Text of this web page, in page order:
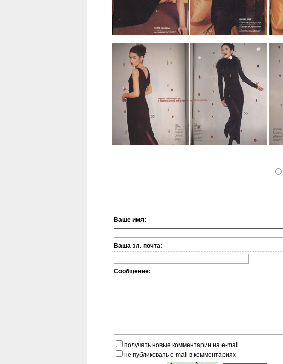
Ваше имя:
Ваша эл. почта:
Сообщение:
получать новые комментарии на e-mail
не публиковать e-mail в комментариях